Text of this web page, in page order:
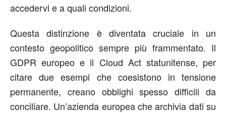
accedervi e a quali condizioni.
Questa distinzione è diventata cruciale in un
contesto geopolitico sempre più frammentato. Il
GDPR europeo e il Cloud Act statunitense, per
citare due esempi che coesistono in tensione
permanente, creano obblighi spesso difficili da
conciliare. Un’azienda europea che archivia dati su